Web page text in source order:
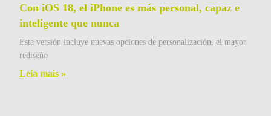
Con iOS 18, el iPhone es más personal, capaz e
inteligente que nunca
Esta versión incluye nuevas opciones de personalización, el mayor
rediseño
Leia mais »